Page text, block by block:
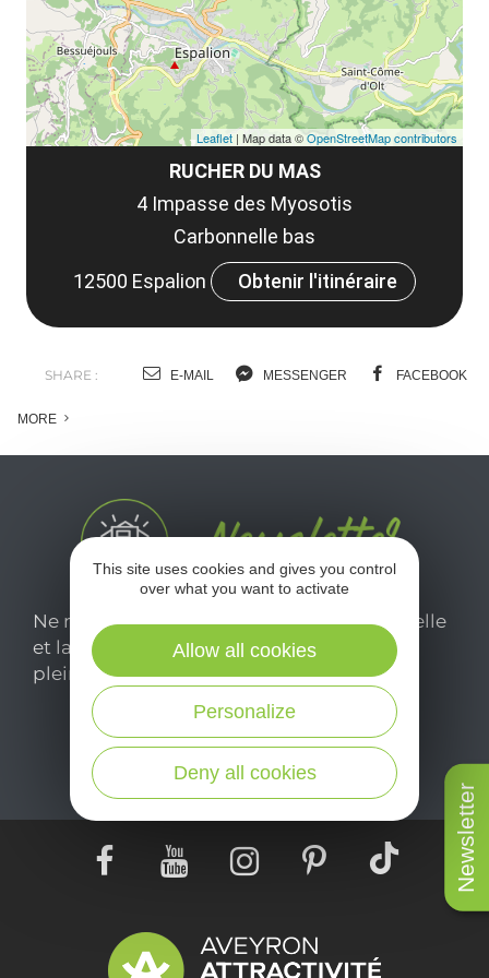
Newsletter
RUCHER DU MAS
4 Impasse des Myosotis
Carbonnelle bas
12500 Espalion
Obtenir l'itinéraire
Leaflet | Map data ©OpenStreetMap contributors
SHARE : E-MAIL MESSENGER FACEBOOK
MORE
Ne manquez pas notre newsletter mensuelle
et laissez-vous inspirer pour profiter
pleinement de votre séjour en Aveyron.
Je m'abonne ici
This site uses cookies and gives you control
over what you want to activate
Deny all cookies
Personalize
Allow all cookies